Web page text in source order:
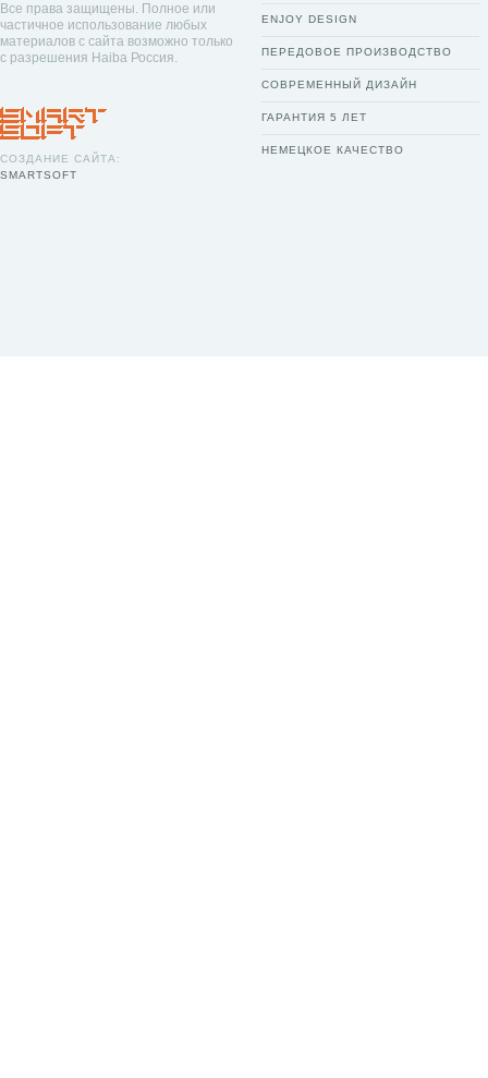
Все права защищены. Полное или
частичное использование любых
материалов с сайта возможно только
с разрешения Haiba Россия.
СОЗДАНИЕ САЙТА:
SMARTSOFT
ENJOY DESIGN
ПЕРЕДОВОЕ ПРОИЗВОДСТВО
СОВРЕМЕННЫЙ ДИЗАЙН
ГАРАНТИЯ 5 ЛЕТ
НЕМЕЦКОЕ КАЧЕСТВО